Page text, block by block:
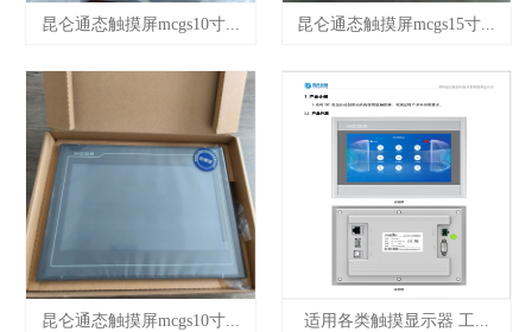
昆仑通态触摸屏mcgs10寸... 昆仑通态触摸屏mcgs15寸...
昆仑通态触摸屏mcgs10寸... 适用各类触摸显示器 工...